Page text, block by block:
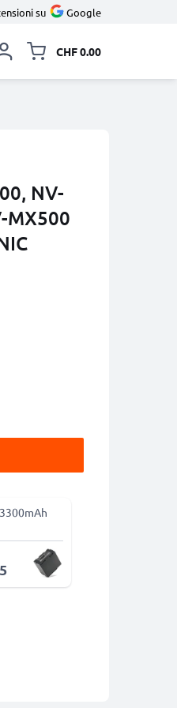
su Google
CHF 0.00
NV-
MX500